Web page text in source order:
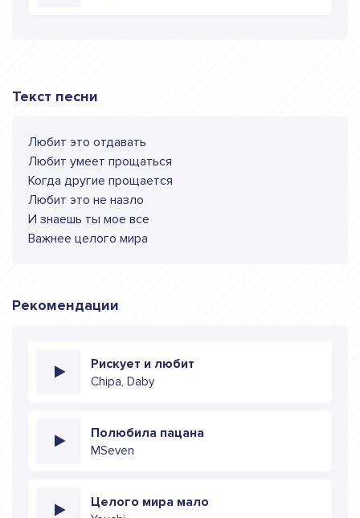
Текст песни
Любит это отдавать
Любит умеет прощаться
Когда другие прощается
Любит это не назло
И знаешь ты мое все
Важнее целого мира
Рекомендации
Рискует и любит
Chipa, Daby
Полюбила пацана
MSeven
Целого мира мало